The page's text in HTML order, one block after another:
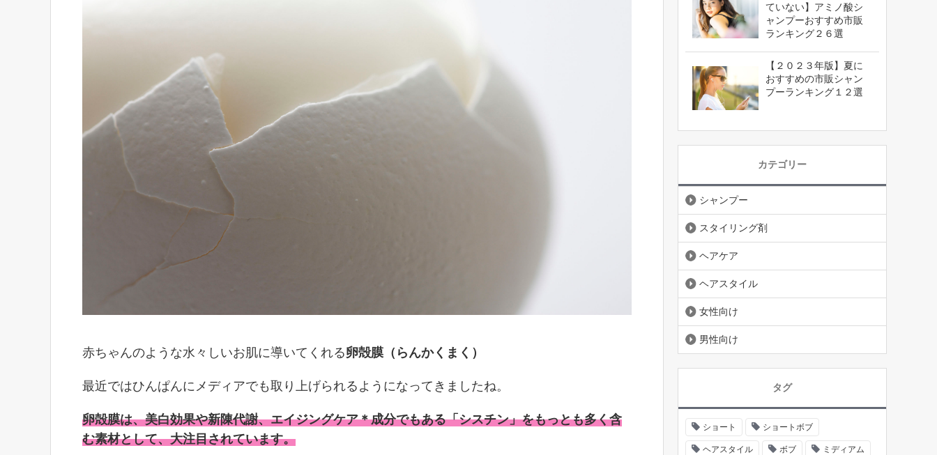
赤ちゃんのような水々しいお肌に導いてくれる卵殻膜（らんかくまく）
最近ではひんぱんにメディアでも取り上げられるようになってきましたね。
卵殻膜は、美白効果や新陳代謝、エイジングケア＊成分でもある「シスチン」をもっとも多く含
む素材として、大注目されています。
ていない】アミノ酸シ
ャンプーおすすめ市販
ランキング２６選
【２０２３年版】夏に
おすすめの市販シャン
プーランキング１２選
カテゴリー
シャンプー
スタイリング剤
ヘアケア
ヘアスタイル
女性向け
男性向け
タグ
ショート ショートボブ
ヘアスタイル ボブ ミディアム